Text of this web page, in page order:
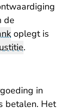
de
oplegt is
.
in
betalen. Het